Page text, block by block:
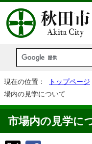
現在の位置： トップページ
場内の見学について
市場内の見学に